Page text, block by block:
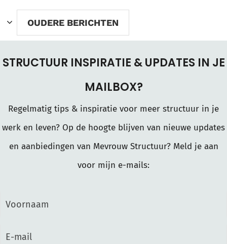
OUDERE BERICHTEN
STRUCTUUR INSPIRATIE & UPDATES IN JE
MAILBOX?
Regelmatig tips & inspiratie voor meer structuur in je
werk en leven? Op de hoogte blijven van nieuwe updates
en aanbiedingen van Mevrouw Structuur? Meld je aan
voor mijn e-mails: